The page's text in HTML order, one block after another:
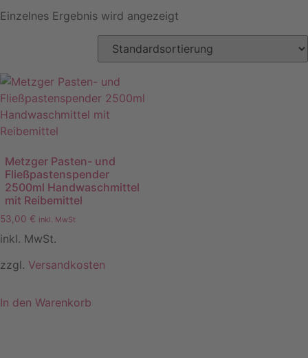
Einzelnes Ergebnis wird angezeigt
Metzger Pasten- und
Fließpastenspender
2500ml Handwaschmittel
mit Reibemittel
53,00 € inkl. MwSt
inkl. MwSt.
zzgl. Versandkosten
In den Warenkorb